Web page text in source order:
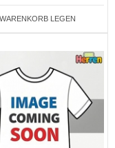
LEGEN